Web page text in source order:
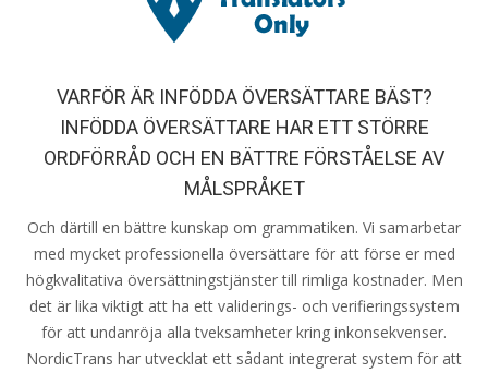
VARFÖR ÄR INFÖDDA ÖVERSÄTTARE BÄST?
INFÖDDA ÖVERSÄTTARE HAR ETT STÖRRE
ORDFÖRRÅD OCH EN BÄTTRE FÖRSTÅELSE AV
MÅLSPRÅKET
Och därtill en bättre kunskap om grammatiken. Vi samarbetar
med mycket professionella översättare för att förse er med
högkvalitativa översättningstjänster till rimliga kostnader. Men
det är lika viktigt att ha ett validerings- och verifieringssystem
för att undanröja alla tveksamheter kring inkonsekvenser.
NordicTrans har utvecklat ett sådant integrerat system för att